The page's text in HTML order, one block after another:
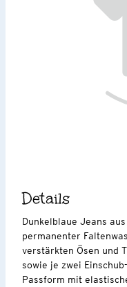
Details
Dunkelblaue Jeans
permanenter
verstärkten Ösen und
sowie je zwei
Passform mit